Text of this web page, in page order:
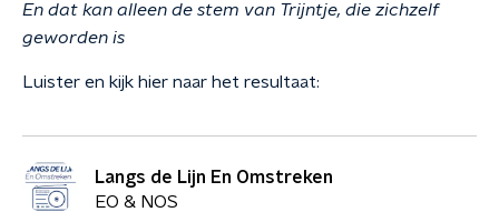
En dat kan alleen de stem van Trijntje, die zichzelf
geworden is
Luister en kijk hier naar het resultaat:
Langs de Lijn En Omstreken
EO & NOS